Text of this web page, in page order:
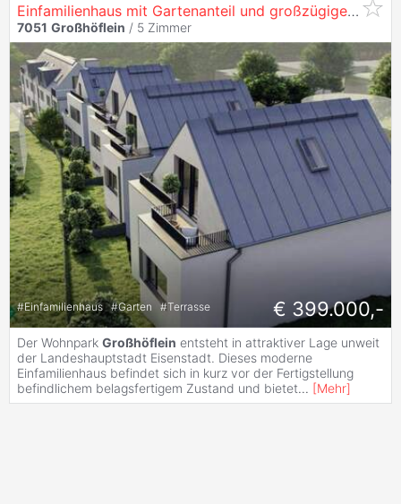
Einfamilienhaus mit Gartenanteil und großzügiger Dachterrasse
7051 Großhöflein / 5 Zimmer
#Einfamilienhaus #Garten #Terrasse € 399.000,-
Der Wohnpark Großhöflein entsteht in attraktiver Lage unweit
der Landeshauptstadt Eisenstadt. Dieses moderne
Einfamilienhaus befindet sich in kurz vor der Fertigstellung
befindlichem belagsfertigem Zustand und bietet... [Mehr]